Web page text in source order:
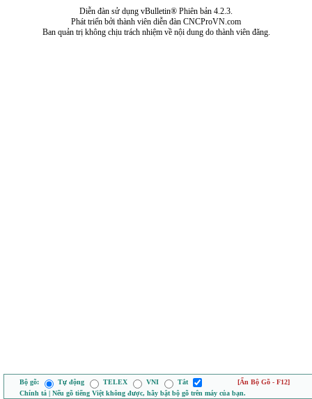
Diễn đàn sử dụng vBulletin® Phiên bản 4.2.3.
Phát triển bởi thành viên diễn đàn CNCProVN.com
Ban quản trị không chịu trách nhiệm về nội dung do thành viên đăng.
Bộ gõ: Tự động TELEX VNI Tắt
[Ẩn Bộ Gõ - F12]
Chính tả | Nếu gõ tiếng Việt không được, hãy bật bộ gõ trên máy của bạn.